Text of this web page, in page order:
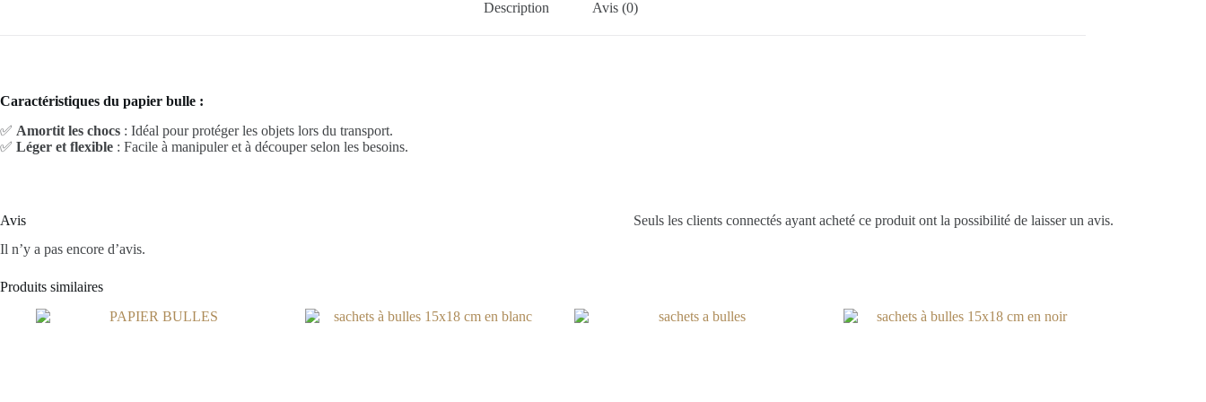
Description Avis (0)
Caractéristiques du papier bulle :
✅ Amortit les chocs : Idéal pour protéger les objets lors du transport.
✅ Léger et flexible : Facile à manipuler et à découper selon les besoins.
Avis
Il n’y a pas encore d’avis.
Seuls les clients connectés ayant acheté ce produit ont la possibilité de laisser un avis.
Produits similaires